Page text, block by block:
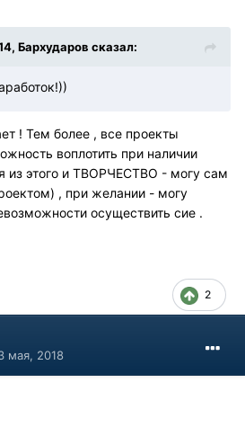
Бархударов сказал:
! Тем более , все проекты
воплотить при наличии
из этого и ТВОРЧЕСТВО - могу сам
, при желании - могу
осуществить сие .
2
мая, 2018